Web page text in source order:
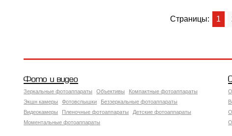
Страницы: 1
Фото и видео
Зеркальные фотоаппараты Объективы
Компактные фотоаппараты
Экшн камеры
Фотовспышки
Беззеркальные фотоаппараты
Видеокамеры
Пленочные фотоаппараты
Детские фотоаппараты
Моментальные фотоаппараты